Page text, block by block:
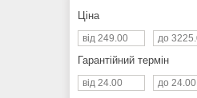
Ціна
Гарантійний термін